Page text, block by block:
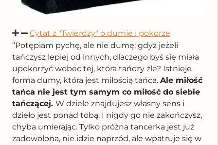
Cytat z "Twierdzy" o dumie i pokorze
“Potępiam pychę, ale nie dumę; gdyż jeżeli
tańczysz lepiej od innych, dlaczego byś się miała
upokorzyć wobec tej, która tańczy źle? Istnieje
forma dumy, która jest miłością tańca. Ale miłość
tańca nie jest tym samym co miłość do siebie
tańczącej. W dziele znajdujesz własny sens i
dzieło jest ponad tobą. I nigdy go nie zakończysz,
chyba umierając. Tylko próżna tancerka jest już
zadowolona, nie idzie naprzód, ale wpatruje się w